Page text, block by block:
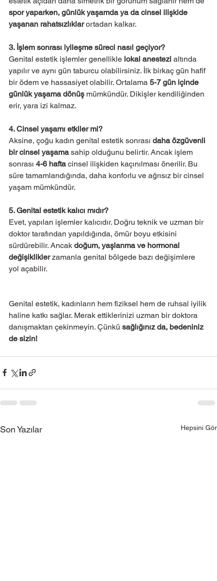
spor yaparken, günlük yaşamda ya da cinsel ilişkide
yaşanan rahatsızlıklar ortadan kalkar.
3. İşlem sonrası iyileşme süreci nasıl geçiyor?
Genital estetik işlemler genellikle lokal anestezi altında
yapılır ve aynı gün taburcu olabilirsiniz. İlk birkaç gün hafif
bir ödem ve hassasiyet olabilir. Ortalama 5-7 gün içinde
günlük yaşama dönüş mümkündür. Dikişler kendiliğinden
erir, yara izi kalmaz.
4. Cinsel yaşamı etkiler mi?
Aksine, çoğu kadın genital estetik sonrası daha özgüvenli
bir cinsel yaşama sahip olduğunu belirtir. Ancak işlem
sonrası 4-6 hafta cinsel ilişkiden kaçınılması önerilir. Bu
süre tamamlandığında, daha konforlu ve ağrısız bir cinsel
yaşam mümkündür.
5. Genital estetik kalıcı mıdır?
Evet, yapılan işlemler kalıcıdır. Doğru teknik ve uzman bir
doktor tarafından yapıldığında, ömür boyu etkisini
sürdürebilir. Ancak doğum, yaşlanma ve hormonal
değişiklikler zamanla genital bölgede bazı değişimlere
yol açabilir.
Genital estetik, kadınların hem fiziksel hem de ruhsal iyilik
haline katkı sağlar. Merak ettiklerinizi uzman bir doktora
danışmaktan çekinmeyin. Çünkü sağlığınız da, bedeniniz
de sizin!
Son Yazılar Hepsini Gör